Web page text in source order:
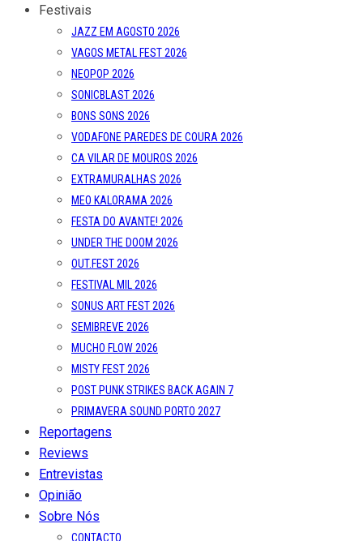
Festivais
JAZZ EM AGOSTO 2026
VAGOS METAL FEST 2026
NEOPOP 2026
SONICBLAST 2026
BONS SONS 2026
VODAFONE PAREDES DE COURA 2026
CA VILAR DE MOUROS 2026
EXTRAMURALHAS 2026
MEO KALORAMA 2026
FESTA DO AVANTE! 2026
UNDER THE DOOM 2026
OUT.FEST 2026
FESTIVAL MIL 2026
SONUS ART FEST 2026
SEMIBREVE 2026
MUCHO FLOW 2026
MISTY FEST 2026
POST PUNK STRIKES BACK AGAIN 7
PRIMAVERA SOUND PORTO 2027
Reportagens
Reviews
Entrevistas
Opinião
Sobre Nós
CONTACTO